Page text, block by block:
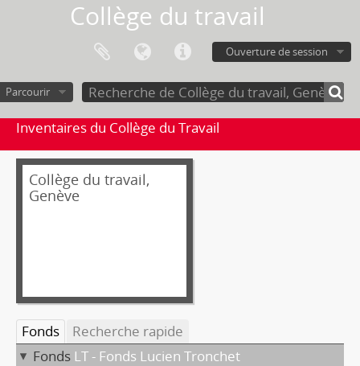
Collège du travail
Ouverture de session
Parcourir
Inventaires du Collège du Travail
Collège du travail,
Genève
Fonds
Recherche rapide
Fonds LT - Fonds Lucien Tronchet